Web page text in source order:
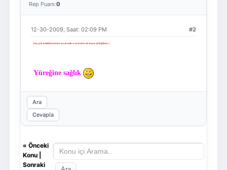
Rep Puanı:0
#2
12-30-2009, Saat: 02:09 PM
ben..çok özledim beni..bu acı..komik ve ne kadar da bana ait değil mi...?
Yüreğine sağlık
Ara
Cevapla
« Önceki
Konu|
Sonraki